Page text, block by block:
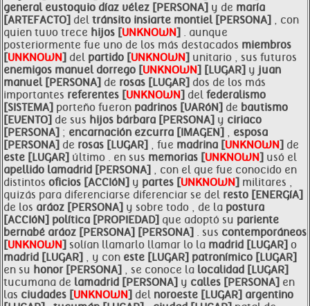
general eustoquio díaz vélez [PERSONA] y de maría
[ARTEFACTO] del tránsito insiarte montiel [PERSONA] , con
quien tuvo trece hijos [UNKNOWN] . aunque
posteriormente fue uno de los más destacados miembros
[UNKNOWN] del partido [UNKNOWN] unitario , sus futuros
enemigos manuel dorrego [UNKNOWN] [LUGAR] y juan
manuel [PERSONA] de rosas [LUGAR] dos de los más
importantes referentes [UNKNOWN] del federalismo
[SISTEMA] porteño fueron padrinos [VARóN] de bautismo
[EVENTO] de sus hijos bárbara [PERSONA] y ciriaco
[PERSONA] ; encarnación ezcurra [IMAGEN] , esposa
[PERSONA] de rosas [LUGAR] , fue madrina [UNKNOWN] de
este [LUGAR] último . en sus memorias [UNKNOWN] usó el
apellido lamadrid [PERSONA] , con el que fue conocido en
distintos oficios [ACCIóN] y partes [UNKNOWN] militares ,
quizás para diferenciarse diferenciar se del resto [ENERGíA]
de los aráoz [PERSONA] y sobre todo , de la postura
[ACCIóN] política [PROPIEDAD] que adoptó su pariente
bernabé aráoz [PERSONA] [PERSONA] . sus contemporáneos
[UNKNOWN] solían llamarlo llamar lo la madrid [LUGAR] o
madrid [LUGAR] , y con este [LUGAR] patronímico [LUGAR]
en su honor [PERSONA] , se conoce la localidad [LUGAR]
tucumana de lamadrid [PERSONA] y calles [PERSONA] en
las ciudades [UNKNOWN] del noroeste [LUGAR] argentino